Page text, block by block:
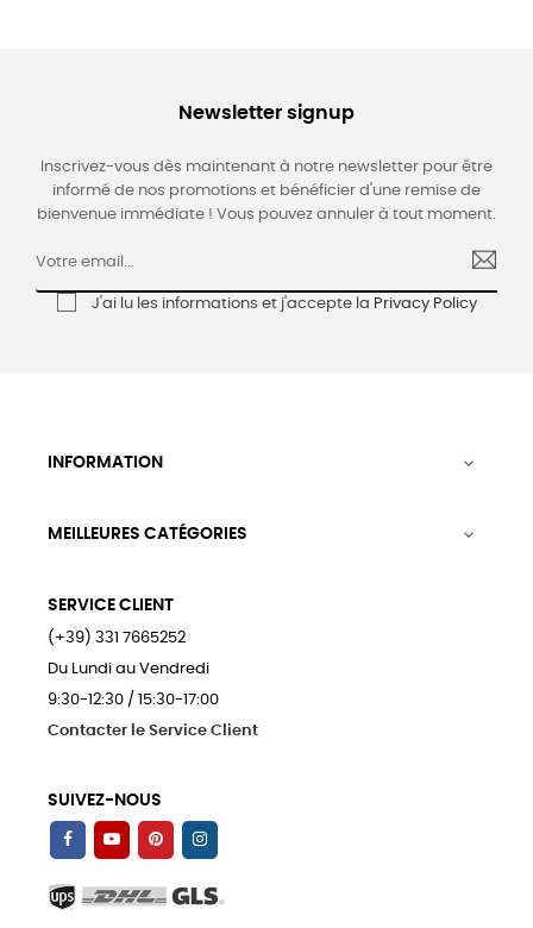
Newsletter signup
Inscrivez-vous dès maintenant à notre newsletter pour être
informé de nos promotions et bénéficier d'une remise de
bienvenue immédiate ! Vous pouvez annuler à tout moment.
J'ai lu les informations et j'accepte la Privacy Policy
INFORMATION 
MEILLEURES CATÉGORIES 
SERVICE CLIENT
(+39) 331 7665252
Du Lundi au Vendredi
9:30-12:30 / 15:30-17:00
Contacter le Service Client
SUIVEZ-NOUS